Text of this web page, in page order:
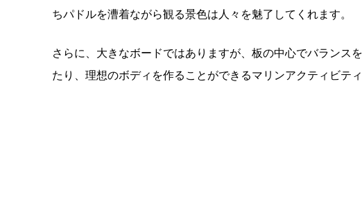
ちパドルを漕着ながら観る景色は人々を魅了してくれます。
さらに、大きなボードではありますが、板の中心でバランス
たり、理想のボディを作ることができるマリンアクティビティ